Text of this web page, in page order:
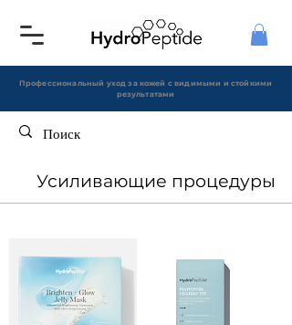
Профессиональный уход за кожей с видимыми и стойкими
результатами
Усиливающие процедуры